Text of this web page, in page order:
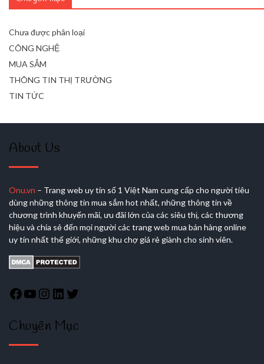
Chưa được phân loại
CÔNG NGHỆ
MUA SẮM
THÔNG TIN THỊ TRƯỜNG
TIN TỨC
About Us
Onu.vn – Trang web uy tín số 1 Việt Nam cung cấp cho người tiêu
dùng những thông tin mua sắm hot nhất, những thông tin về
chương trình khuyến mãi, ưu đãi lớn của các siêu thị, các thương
hiệu và chia sẻ đến mọi người các trang web mua bán hàng online
uy tín nhất thế giới, những khu chợ giá rẻ giành cho sinh viên.
Chuyên Mục